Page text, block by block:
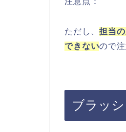
ただし、担当
できないので
ブラッ